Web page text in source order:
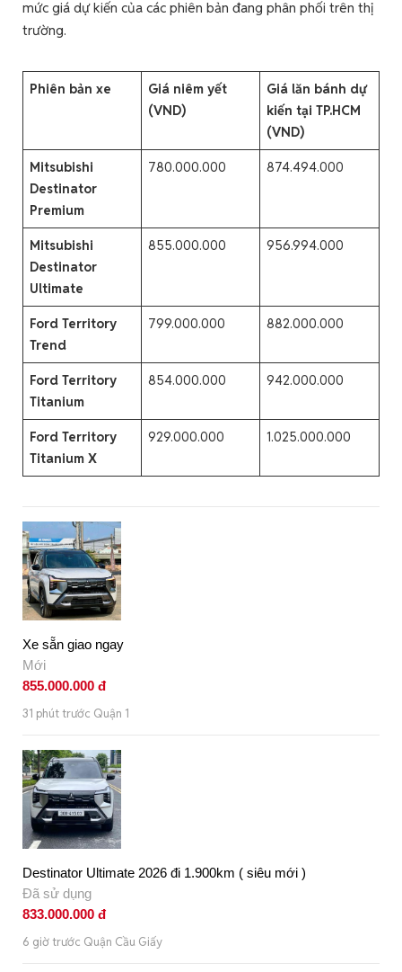
mức giá dự kiến của các phiên bản đang phân phối trên thị
trường.
Phiên bản xe
Giá niêm yết
(VND)
Giá lăn bánh dự
kiến tại TP.HCM
(VND)
Mitsubishi
Destinator
Premium
780.000.000 874.494.000
Mitsubishi
Destinator
Ultimate
855.000.000 956.994.000
Ford Territory
Trend
799.000.000 882.000.000
Ford Territory
Titanium
854.000.000 942.000.000
Ford Territory
Titanium X
929.000.000 1.025.000.000
Xe sẵn giao ngay
Mới
855.000.000 đ
31 phút trước Quận 1
Destinator Ultimate 2026 đi 1.900km ( siêu mới )
Đã sử dụng
833.000.000 đ
6 giờ trước Quận Cầu Giấy